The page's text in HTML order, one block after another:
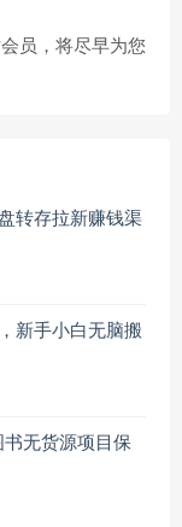
员，将尽早为您
转存拉新赚钱渠
新手小白无脑搬
无货源项目保